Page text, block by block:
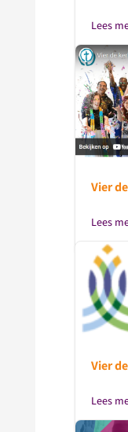
Lees
Vier
Lees
Vier
Lees